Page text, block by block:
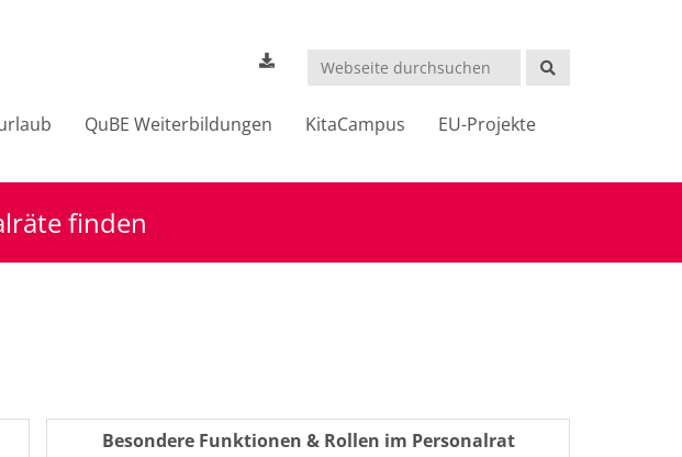
Suchen
QuBE Weiterbildungen KitaCampus EU-Projekte
finden
Besondere Funktionen & Rollen im Personalrat